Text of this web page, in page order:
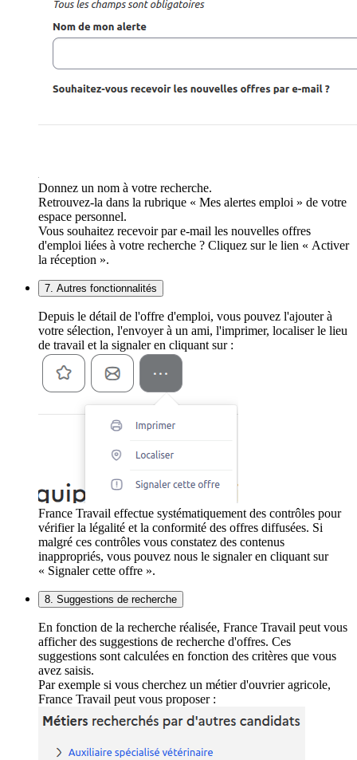
Donnez un nom à votre recherche.
Retrouvez-la dans la rubrique « Mes alertes emploi » de votre
espace personnel.
Vous souhaitez recevoir par e-mail les nouvelles offres
d'emploi liées à votre recherche ? Cliquez sur le lien « Activer
la réception ».
7. Autres fonctionnalités
Depuis le détail de l'offre d'emploi, vous pouvez l'ajouter à
votre sélection, l'envoyer à un ami, l'imprimer, localiser le lieu
de travail et la signaler en cliquant sur :
France Travail effectue systématiquement des contrôles pour
vérifier la légalité et la conformité des offres diffusées. Si
malgré ces contrôles vous constatez des contenus
inappropriés, vous pouvez nous le signaler en cliquant sur
« Signaler cette offre ».
8. Suggestions de recherche
En fonction de la recherche réalisée, France Travail peut vous
afficher des suggestions de recherche d'offres. Ces
suggestions sont calculées en fonction des critères que vous
avez saisis.
Par exemple si vous cherchez un métier d'ouvrier agricole,
France Travail peut vous proposer :